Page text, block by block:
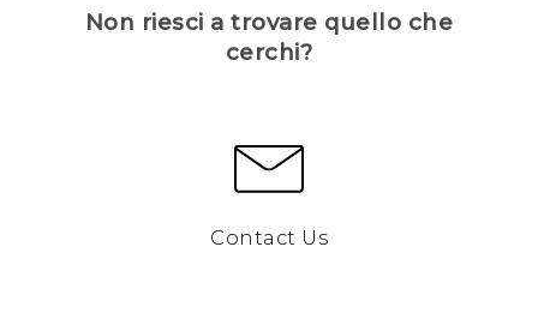
Non riesci a trovare quello che
cerchi?
Contact Us